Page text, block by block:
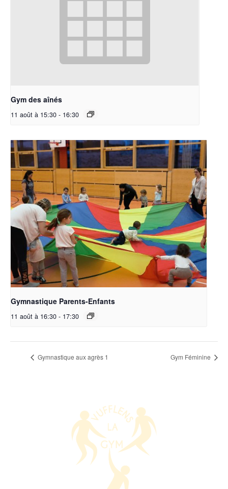
Gym des aînés
11 août à 15:30 - 16:30
Gymnastique Parents-Enfants
11 août à 16:30 - 17:30
Gymnastique aux agrès 1 Gym Féminine